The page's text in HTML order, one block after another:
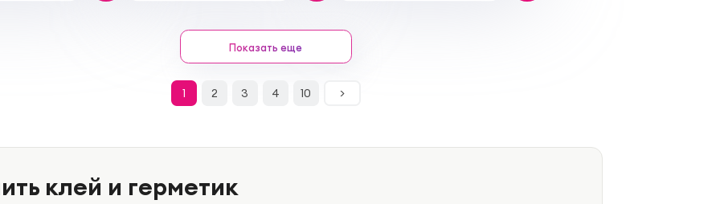
Показать еще
1 2 3 4 10 >
клей и герметик